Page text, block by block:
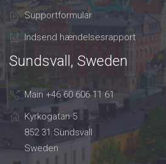
Supportformular
Indsend hændelsesrapport
Sundsvall, Sweden
Main +46 60 606 11 61
Kyrkogatan 5
852 31 Sundsvall
Sweden